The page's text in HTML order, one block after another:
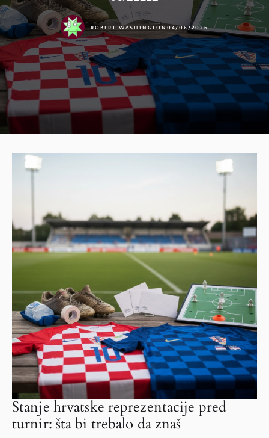
ROBERT WASHINGTON 04/06/2026
Stanje hrvatske reprezentacije pred
turnir: šta bi trebalo da znaš